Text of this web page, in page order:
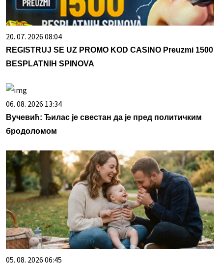
20. 07. 2026 08:04
REGISTRUJ SE UZ PROMO KOD CASINO Preuzmi 1500
BESPLATNIH SPINOVA
06. 08. 2026 13:34
Вучевић: Ђилас је свестан да је пред политичким
бродоломом
05. 08. 2026 06:45